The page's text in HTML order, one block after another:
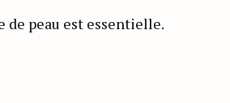
de peau est essentielle.